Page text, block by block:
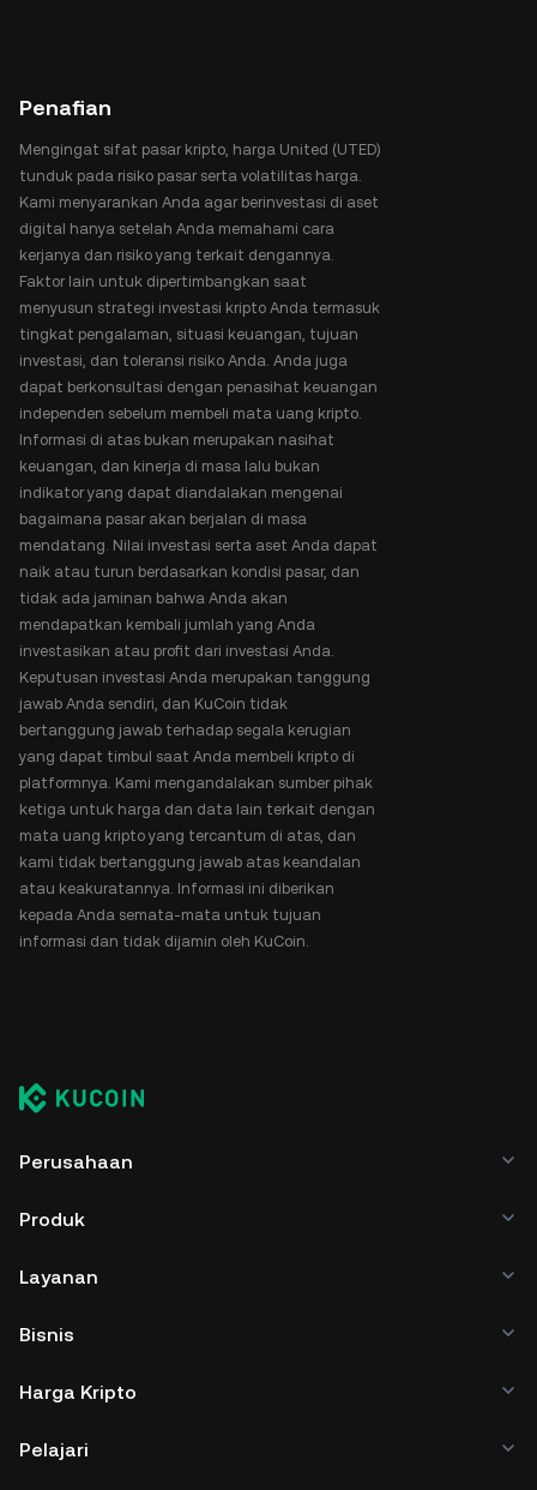
Penafian
Mengingat sifat pasar kripto, harga United (UTED)
tunduk pada risiko pasar serta volatilitas harga.
Kami menyarankan Anda agar berinvestasi di aset
digital hanya setelah Anda memahami cara
kerjanya dan risiko yang terkait dengannya.
Faktor lain untuk dipertimbangkan saat
menyusun strategi investasi kripto Anda termasuk
tingkat pengalaman, situasi keuangan, tujuan
investasi, dan toleransi risiko Anda. Anda juga
dapat berkonsultasi dengan penasihat keuangan
independen sebelum membeli mata uang kripto.
Informasi di atas bukan merupakan nasihat
keuangan, dan kinerja di masa lalu bukan
indikator yang dapat diandalakan mengenai
bagaimana pasar akan berjalan di masa
mendatang. Nilai investasi serta aset Anda dapat
naik atau turun berdasarkan kondisi pasar, dan
tidak ada jaminan bahwa Anda akan
mendapatkan kembali jumlah yang Anda
investasikan atau profit dari investasi Anda.
Keputusan investasi Anda merupakan tanggung
jawab Anda sendiri, dan KuCoin tidak
bertanggung jawab terhadap segala kerugian
yang dapat timbul saat Anda membeli kripto di
platformnya. Kami mengandalakan sumber pihak
ketiga untuk harga dan data lain terkait dengan
mata uang kripto yang tercantum di atas, dan
kami tidak bertanggung jawab atas keandalan
atau keakuratannya. Informasi ini diberikan
kepada Anda semata-mata untuk tujuan
informasi dan tidak dijamin oleh KuCoin.
Perusahaan
Produk
Layanan
Bisnis
Harga Kripto
Pelajari